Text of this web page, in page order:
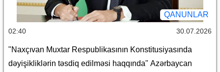
QANUNLAR
02:40 30.07.2026
"Naxçıvan Muxtar Respublikasının Konstitusiyasında
dəyişikliklərin təsdiq edilməsi haqqında" Azərbaycan